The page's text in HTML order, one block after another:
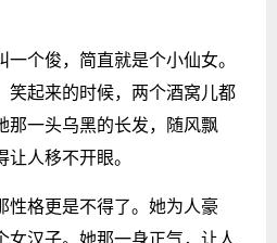
个俊，简直就是个小仙女。
笑起来的时候，两个酒窝儿都
那一头乌黑的长发，随风飘
人移不开眼。
性格更是不得了。她为人豪
女汉子。她那一身正气，让人